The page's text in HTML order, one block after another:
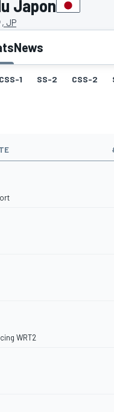
Japon
, JP
News
CSS-1 SS-2 CSS-2
WRT2